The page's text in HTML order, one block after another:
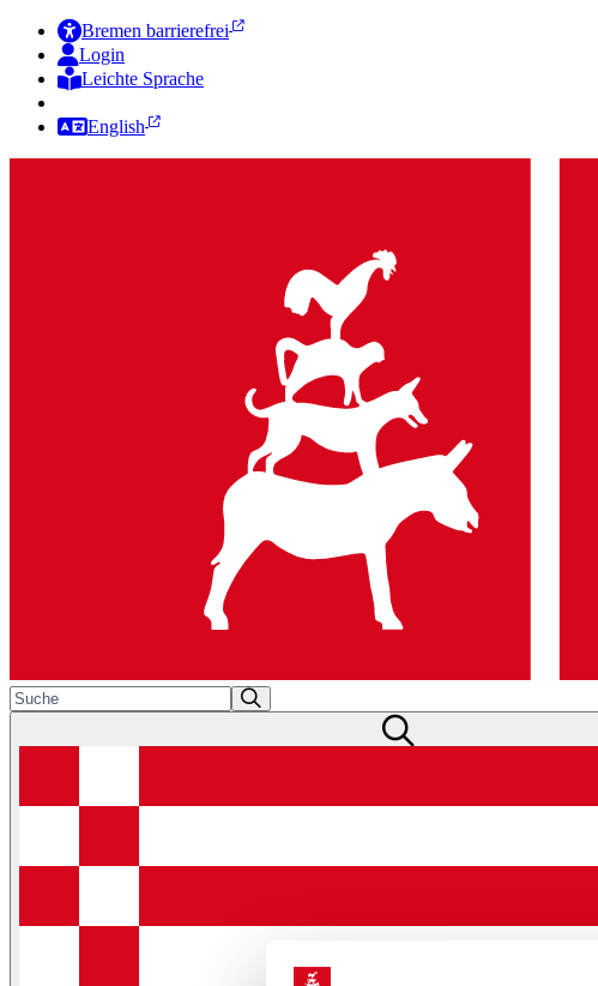
Bremen barrierefrei
Login
Leichte Sprache
English